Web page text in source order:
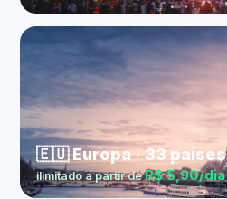
🇪🇺 Europa · 33 países
ilimitado a partir deR$ 5,90/dia